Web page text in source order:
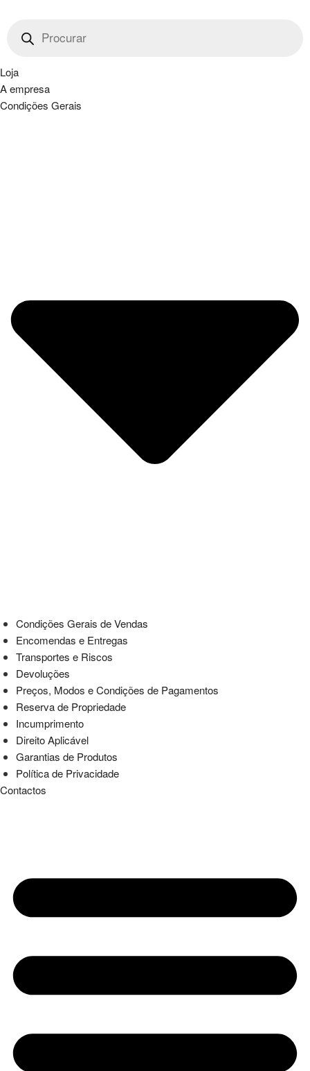
search
Loja
A empresa
Condições Gerais
Condições Gerais de Vendas
Encomendas e Entregas
Transportes e Riscos
Devoluções
Preços, Modos e Condições de Pagamentos
Reserva de Propriedade
Incumprimento
Direito Aplicável
Garantias de Produtos
Política de Privacidade
Contactos